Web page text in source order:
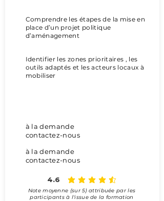
Comprendre les étapes de la mise en
place d’un projet politique
d’aménagement
Identifier les zones prioritaires , les
outils adaptés et les acteurs locaux à
mobiliser
à la demande
contactez-nous
à la demande
contactez-nous
4.6 la note moyenne est
Note moyenne (sur 5) attribuéepar les
participants à l'issue de la formation